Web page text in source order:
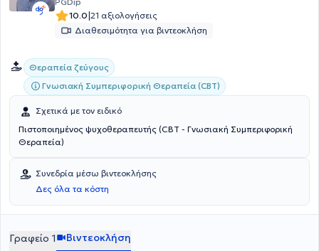
10.0|21 αξιολογήσεις
Διαθεσιμότητα για βιντεοκλήση
Θεραπεία ζεύγους
Γνωσιακή Συμπεριφορική Θεραπεία (CBT)
Σχετικά με τον ειδικό
Πιστοποιημένος ψυχοθεραπευτής (CBT - Γνωσιακή Συμπεριφορική
Θεραπεία)
Συνεδρία μέσω βιντεοκλήσης
Δες όλα τα κόστη
Γραφείο 1 Βιντεοκλήση